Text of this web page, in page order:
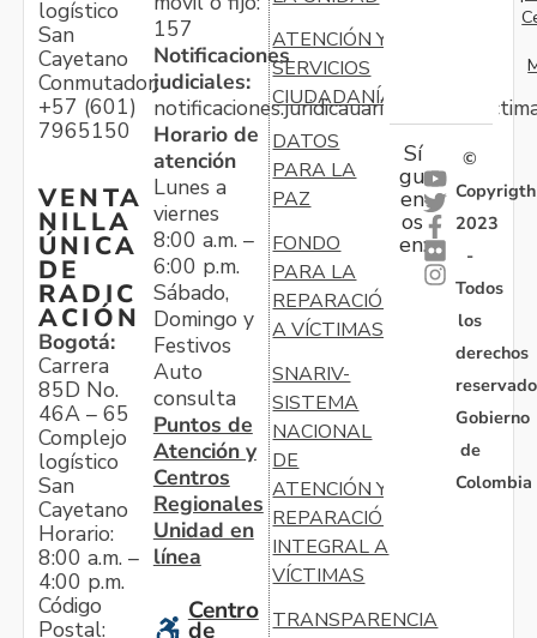
logístico
San
Cayetano
Conmutador:
+57 (601)
7965150
VENTA
NILLA
ÚNICA
DE
RADIC
ACIÓN
Bogotá:
Carrera
85D No.
46A – 65
Complejo
logístico
San
Cayetano
Horario:
8:00 a.m. –
4:00 p.m.
Código
Postal:
157
Notificaciones
judiciales:
Horario de
atención
Lunes a
viernes
8:00 a.m. –
6:00 p.m.
Sábado,
Domingo y
Festivos
Auto
consulta
Puntos de
Atención y
Centros
Regionales
Unidad en
línea
Centro
de
ATENCIÓN Y
SERVICIOS
CIUDADANÍA
DATOS
PARA LA
PAZ
FONDO
PARA LA
REPARACIÓN
A VÍCTIMAS
SNARIV-
SISTEMA
NACIONAL
DE
ATENCIÓN Y
REPARACIÓN
INTEGRAL A
VÍCTIMAS
TRANSPARENCIA
Sí
gu
en
os
en:
©
Copyrigth
2023
-
Todos
los
derechos
Gobierno
de
Colombia